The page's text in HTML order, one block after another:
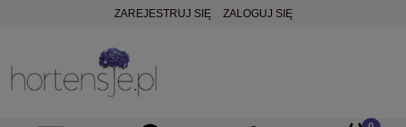
ZAREJESTRUJ SIĘ ZALOGUJ SIĘ